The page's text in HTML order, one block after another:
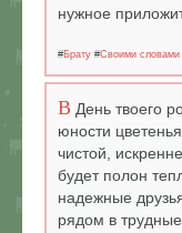
нужное
#Брату #Своими словами
В День твоего
юности
чистой,
будет полон
надежные
рядом в